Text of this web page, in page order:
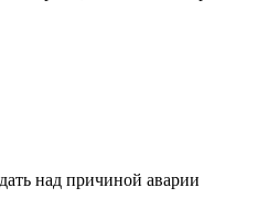
над причиной аварии